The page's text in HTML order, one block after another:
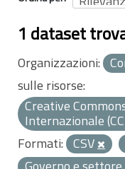
1 dataset
Organizzazioni:
sulle risorse:
Creative
Internazionale
Formati: CSV